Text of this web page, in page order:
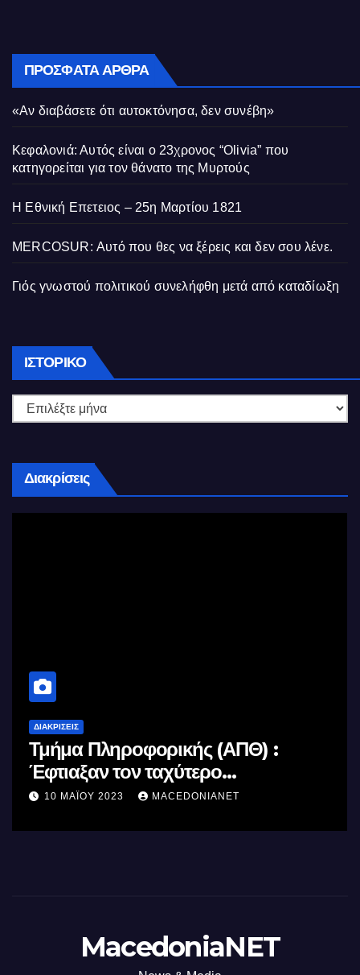
ΠΡΌΣΦΑΤΑ ΆΡΘΡΑ
«Αν διαβάσετε ότι αυτοκτόνησα, δεν συνέβη»
Κεφαλονιά: Αυτός είναι ο 23χρονος “Olivia” που
κατηγορείται για τον θάνατο της Μυρτούς
Η Εθνική Επετειος – 25η Μαρτίου 1821
MERCOSUR: Αυτό που θες να ξέρεις και δεν σου λένε.
Γιός γνωστού πολιτικού συνελήφθη μετά από καταδίωξη
ΙΣΤΟΡΙΚΌ Ιστορικό
Διακρίσεις
ΔΙΑΚΡΊΣΕΙΣ
Τμήμα Πληροφορικής (ΑΠΘ) :
Έφτιαξαν τον ταχύτερο
επεξεργαστή AI στον κόσμο με τη
10 ΜΑΪ́ΟΥ 2023 MACEDONIANET
MacedoniaNET